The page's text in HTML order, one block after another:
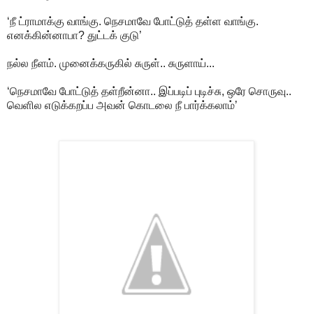
‘நீ ட்ராமாக்கு வாங்கு. நெசமாவே போட்டுத் தள்ள வாங்கு.
எனக்கின்னாபா? துட்டக் குடு’
நல்ல நீளம். முனைக்கருகில் சுருள்.. சுருளாய்...
‘நெசமாவே போட்டுத் தள்றீன்னா.. இப்படிப் புடிச்சு, ஒரே சொருவு..
வெளில எடுக்கறப்ப அவன் கொடலை நீ பார்க்கலாம்’